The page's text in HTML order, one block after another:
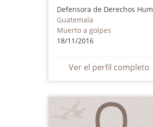
Guatemala
Muerto a golpes
18/11/2016
Ver el perfil completo